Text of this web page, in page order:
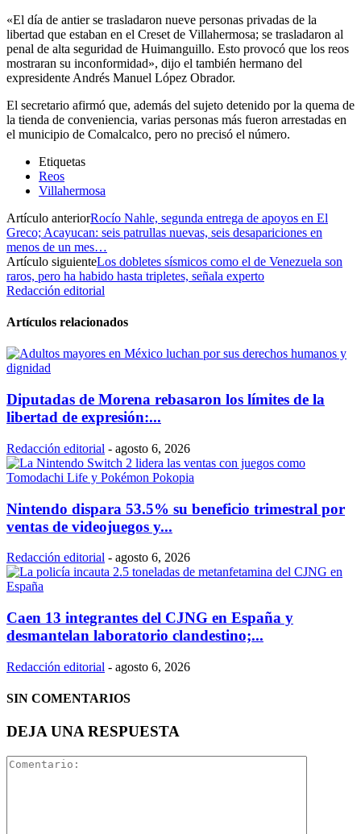
«El día de antier se trasladaron nueve personas privadas de la
libertad que estaban en el Creset de Villahermosa; se trasladaron al
penal de alta seguridad de Huimanguillo. Esto provocó que los reos
mostraran su inconformidad», dijo el también hermano del
expresidente Andrés Manuel López Obrador.
El secretario afirmó que, además del sujeto detenido por la quema de
la tienda de conveniencia, varias personas más fueron arrestadas en
el municipio de Comalcalco, pero no precisó el número.
Etiquetas
Reos
Villahermosa
Artículo anteriorRocío Nahle, segunda entrega de apoyos en El
Greco; Acayucan: seis patrullas nuevas, seis desapariciones en
menos de un mes…
Artículo siguienteLos dobletes sísmicos como el de Venezuela son
raros, pero ha habido hasta tripletes, señala experto
Redacción editorial
Artículos relacionados
Diputadas de Morena rebasaron los límites de la
libertad de expresión:...
Redacción editorial - agosto 6, 2026
Nintendo dispara 53.5% su beneficio trimestral por
ventas de videojuegos y...
Redacción editorial - agosto 6, 2026
Caen 13 integrantes del CJNG en España y
desmantelan laboratorio clandestino;...
Redacción editorial - agosto 6, 2026
SIN COMENTARIOS
DEJA UNA RESPUESTA